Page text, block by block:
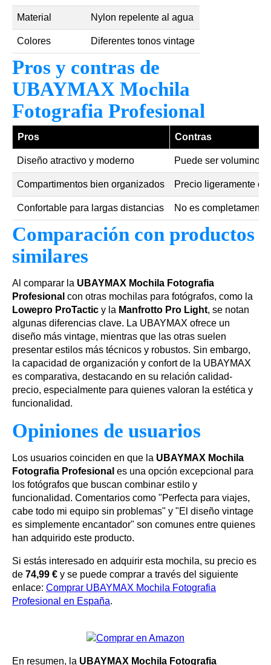
Material Nylon repelente al agua
Colores Diferentes tonos vintage
Pros y contras de
UBAYMAX Mochila
Fotografia Profesional
Pros Contras
Diseño atractivo y moderno Puede ser
Compartimentos bien organizados Precio ligeramente
Confortable para largas distancias No es
Comparación con productos
similares
Al comparar la UBAYMAX Mochila Fotografia
Profesional con otras mochilas para fotógrafos, como la
Lowepro ProTactic y la Manfrotto Pro Light, se notan
algunas diferencias clave. La UBAYMAX ofrece un
diseño más vintage, mientras que las otras suelen
presentar estilos más técnicos y robustos. Sin embargo,
la capacidad de organización y confort de la UBAYMAX
es comparativa, destacando en su relación calidad-
precio, especialmente para quienes valoran la estética y
funcionalidad.
Opiniones de usuarios
Los usuarios coinciden en que la UBAYMAX Mochila
Fotografia Profesional es una opción excepcional para
los fotógrafos que buscan combinar estilo y
funcionalidad. Comentarios como "Perfecta para viajes,
cabe todo mi equipo sin problemas" y "El diseño vintage
es simplemente encantador" son comunes entre quienes
han adquirido este producto.
Si estás interesado en adquirir esta mochila, su precio es
de 74,99 € y se puede comprar a través del siguiente
enlace: Comprar UBAYMAX Mochila Fotografia
Profesional en España.
En resumen, la UBAYMAX Mochila Fotografia